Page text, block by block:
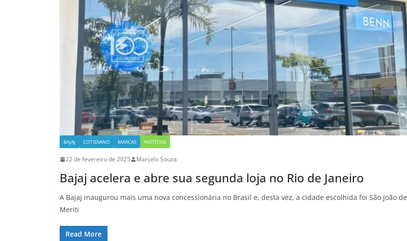
BAJAJ COTIDIANO MARCAS NOTÍCIAS
22 de fevereiro de 2025 Marcelo Souza
Bajaj acelera e abre sua segunda loja no Rio de Janeiro
A Bajaj inaugurou mais uma nova concessionária no Brasil e, desta vez, a cidade escolhida foi São João de
Meriti
Read More